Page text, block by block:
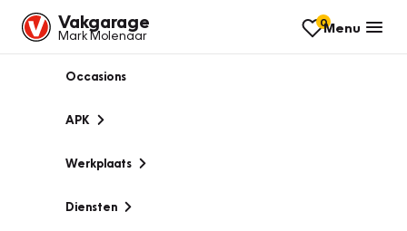
Vakgarage
Mark Molenaar
0Menu
Occasions
APK
Werkplaats
Diensten